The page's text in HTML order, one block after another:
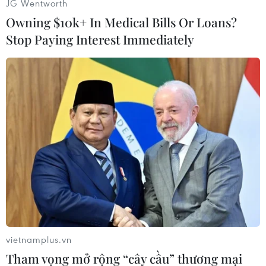
được áp đặt trở lại, cảnh sát kêu gọi người dân
ở trong nhà.
[Trung Quốc kêu gọi Ấn Độ và Pakistan kiềm
chế về vấn đề Kashmir]
Cảnh sát cũng dựng bốt kiểm soát ở một số ngả
đường dẫn tới khu phố cổ, và một số phố ở
trung tâm Srinagar.
Giới chức Ấn Độ sẽ tổ chức hội nghị qua truyền
hình với các quan chức cảnh sát cấp cao và giới
chức của 10 tỉnh tại thung lũng Kashmir vào tối
11/8 để đánh giá tình hình và quyết định về các
hạn chế tiếp theo.
Hôm 5/8, Chính phủ Ấn Độ đã công bố sắc lệnh
JG Wentworth
Owning $10k+ In Medical Bills Or Loans?
Stop Paying Interest Immediately
vietnamplus.vn
Tham vọng mở rộng “cây cầu” thương mại